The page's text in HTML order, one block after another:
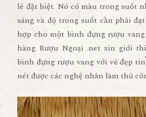
lê đặt biệt. Nó có màu trong suốt
sáng và độ trong suốt cần phải
hợp cho một bình đựng rượu
hàng Rượu Ngoại .net xin giới
bình đựng rượu vang với vẻ đẹp
nét được các nghệ nhân làm thủ